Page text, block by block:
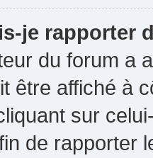
je rapporter
du forum a
être affiché à
sur
de rapporter